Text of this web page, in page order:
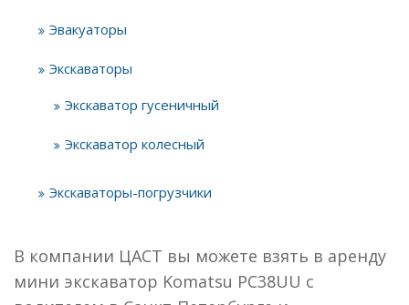
Эвакуаторы
Экскаваторы
Экскаватор гусеничный
Экскаватор колесный
Экскаваторы-погрузчики
В компании ЦАСТ вы можете взять в аренду
мини экскаватор Komatsu PC38UU с